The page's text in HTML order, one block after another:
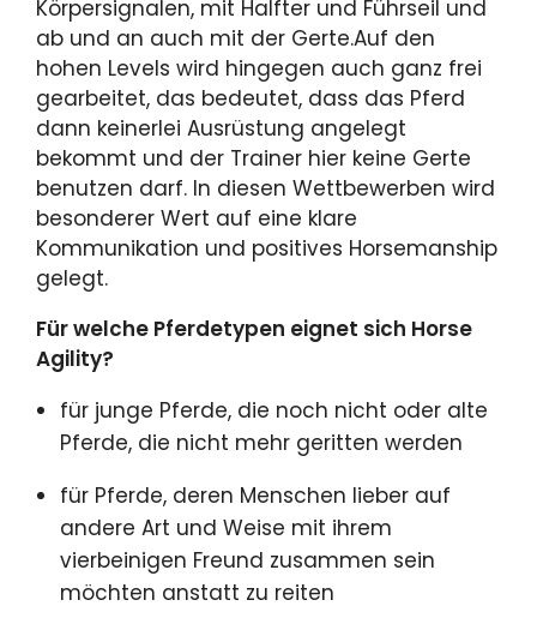
Körpersignalen, mit Halfter und Führseil und
ab und an auch mit der Gerte.Auf den
hohen Levels wird hingegen auch ganz frei
gearbeitet, das bedeutet, dass das Pferd
dann keinerlei Ausrüstung angelegt
bekommt und der Trainer hier keine Gerte
benutzen darf. In diesen Wettbewerben wird
besonderer Wert auf eine klare
Kommunikation und positives Horsemanship
gelegt.
Für welche Pferdetypen eignet sich Horse
Agility?
für junge Pferde, die noch nicht oder alte
Pferde, die nicht mehr geritten werden
für Pferde, deren Menschen lieber auf
andere Art und Weise mit ihrem
vierbeinigen Freund zusammen sein
möchten anstatt zu reiten